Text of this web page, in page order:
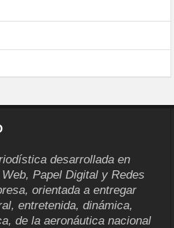
desarrollada en
Papel Digital y Redes
orientada a entregar
entretenida, dinámica,
de la aeronáutica nacional